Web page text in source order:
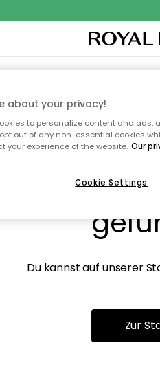
TEXTILIEN &
die
Du kannst auf unserer
Zur
about your privacy!
to personalize content and ads,
out of any non-essential cookies
your experience of the website. Our
Cookie Settings